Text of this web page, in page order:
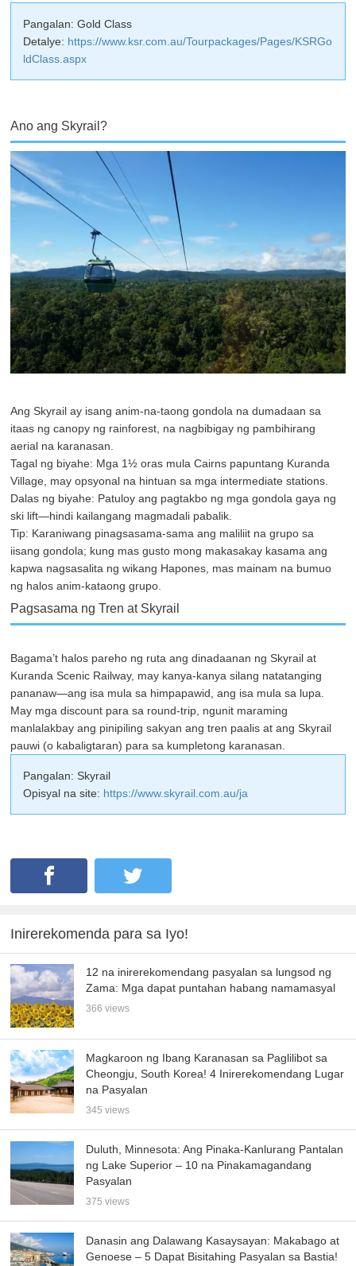
Pangalan: Gold Class
Detalye: https://www.ksr.com.au/Tourpackages/Pages/KSRGo
ldClass.aspx
Ano ang Skyrail?
Ang Skyrail ay isang anim-na-taong gondola na dumadaan sa
itaas ng canopy ng rainforest, na nagbibigay ng pambihirang
aerial na karanasan.
Tagal ng biyahe: Mga 1½ oras mula Cairns papuntang Kuranda
Village, may opsyonal na hintuan sa mga intermediate stations.
Dalas ng biyahe: Patuloy ang pagtakbo ng mga gondola gaya ng
ski lift—hindi kailangang magmadali pabalik.
Tip: Karaniwang pinagsasama-sama ang maliliit na grupo sa
iisang gondola; kung mas gusto mong makasakay kasama ang
kapwa nagsasalita ng wikang Hapones, mas mainam na bumuo
ng halos anim-kataong grupo.
Pagsasama ng Tren at Skyrail
Bagama’t halos pareho ng ruta ang dinadaanan ng Skyrail at
Kuranda Scenic Railway, may kanya-kanya silang natatanging
pananaw—ang isa mula sa himpapawid, ang isa mula sa lupa.
May mga discount para sa round-trip, ngunit maraming
manlalakbay ang pinipiling sakyan ang tren paalis at ang Skyrail
pauwi (o kabaligtaran) para sa kumpletong karanasan.
Pangalan: Skyrail
Opisyal na site: https://www.skyrail.com.au/ja
Inirerekomenda para sa Iyo!
12 na inirerekomendang pasyalan sa lungsod ng
Zama: Mga dapat puntahan habang namamasyal
366 views
Magkaroon ng Ibang Karanasan sa Paglilibot sa
Cheongju, South Korea! 4 Inirerekomendang Lugar
na Pasyalan
345 views
Duluth, Minnesota: Ang Pinaka-Kanlurang Pantalan
ng Lake Superior – 10 na Pinakamagandang
Pasyalan
375 views
Danasin ang Dalawang Kasaysayan: Makabago at
Genoese – 5 Dapat Bisitahing Pasyalan sa Bastia!